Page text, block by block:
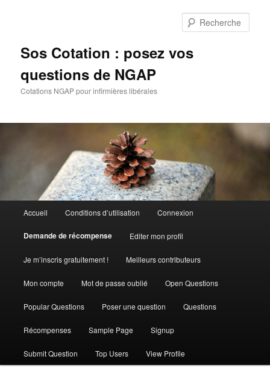
Sos Cotation : posez vos
questions de NGAP
Cotations NGAP pour infirmières libérales
principal
Accueil Conditions d’utilisation Connexion
Demande de récompense Editer mon profil
Je m’inscris gratuitement ! Meilleurs contributeurs
Mon compte Mot de passe oublié Open Questions
Popular Questions Poser une question Questions
Récompenses Sample Page Signup
Submit Question Top Users View Profile